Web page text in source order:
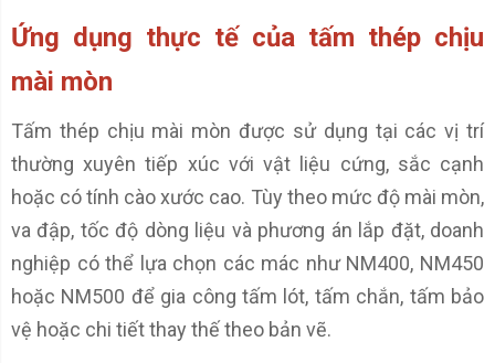
Ứng dụng thực tế của tấm thép chịu
mài mòn
Tấm thép chịu mài mòn được sử dụng tại các vị trí
thường xuyên tiếp xúc với vật liệu cứng, sắc cạnh
hoặc có tính cào xước cao. Tùy theo mức độ mài mòn,
va đập, tốc độ dòng liệu và phương án lắp đặt, doanh
nghiệp có thể lựa chọn các mác như NM400, NM450
hoặc NM500 để gia công tấm lót, tấm chắn, tấm bảo
vệ hoặc chi tiết thay thế theo bản vẽ.